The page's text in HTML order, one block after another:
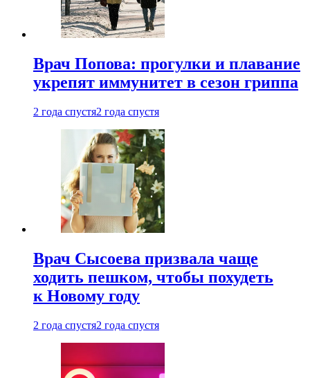
Врач Попова: прогулки и плавание
укрепят иммунитет в сезон гриппа
2 года спустя2 года спустя
Врач Сысоева призвала чаще
ходить пешком, чтобы похудеть
к Новому году
2 года спустя2 года спустя